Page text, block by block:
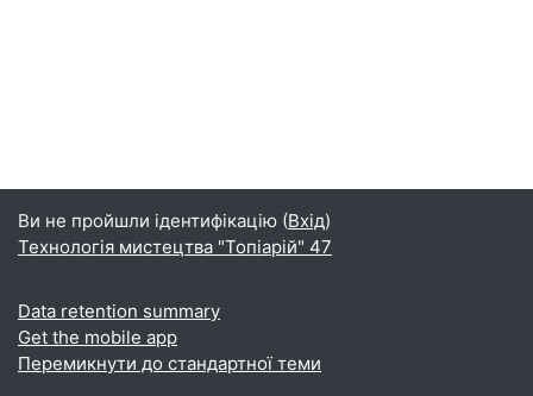
Ви не пройшли ідентифікацію (Вхід)
Технологія мистецтва "Топіарій" 47
Data retention summary
Get the mobile app
Перемикнути до стандартної теми